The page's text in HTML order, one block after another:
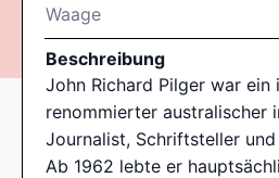
Waage
Beschreibung
John Richard Pilger war ein
renommierter australischer
Journalist, Schriftsteller
Ab 1962 lebte er